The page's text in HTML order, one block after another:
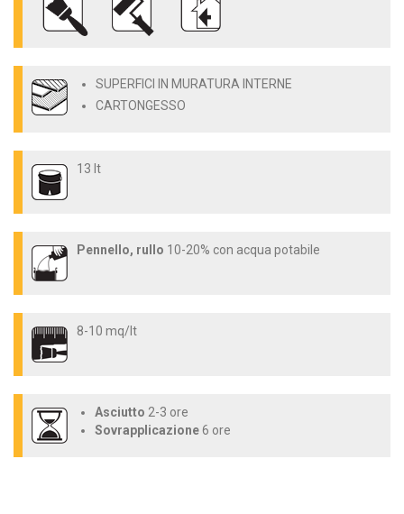
SUPERFICI IN MURATURA INTERNE
CARTONGESSO
13 lt
Pennello, rullo 10-20% con acqua potabile
8-10 mq/lt
Asciutto 2-3 ore
Sovrapplicazione6 ore